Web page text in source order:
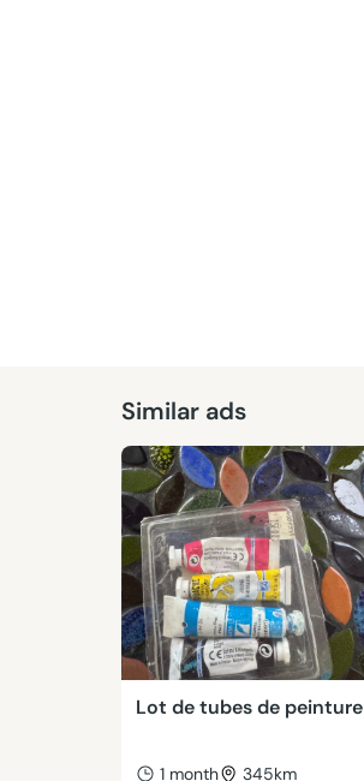
Similar ads
Lot de tubes de peinture
1 month 345km